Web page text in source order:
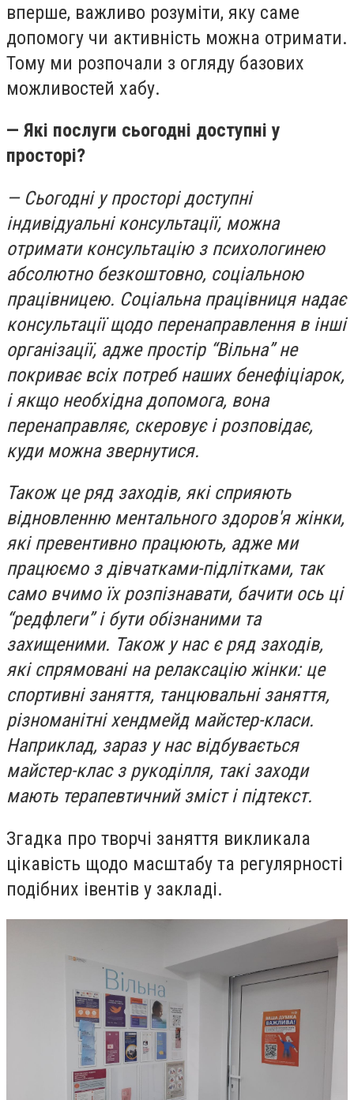
вперше, важливо розуміти, яку саме
допомогу чи активність можна отримати.
Тому ми розпочали з огляду базових
можливостей хабу.
— Які послуги сьогодні доступні у
просторі?
— Сьогодні у просторі доступні
індивідуальні консультації, можна
отримати консультацію з психологинею
абсолютно безкоштовно, соціальною
працівницею. Соціальна працівниця надає
консультації щодо перенаправлення в інші
організації, адже простір “Вільна” не
покриває всіх потреб наших бенефіціарок,
і якщо необхідна допомога, вона
перенаправляє, скеровує і розповідає,
куди можна звернутися.
Також це ряд заходів, які сприяють
відновленню ментального здоров'я жінки,
які превентивно працюють, адже ми
працюємо з дівчатками-підлітками, так
само вчимо їх розпізнавати, бачити ось ці
“редфлеги” і бути обізнаними та
захищеними. Також у нас є ряд заходів,
які спрямовані на релаксацію жінки: це
спортивні заняття, танцювальні заняття,
різноманітні хендмейд майстер-класи.
Наприклад, зараз у нас відбувається
майстер-клас з рукоділля, такі заходи
мають терапевтичний зміст і підтекст.
Згадка про творчі заняття викликала
цікавість щодо масштабу та регулярності
подібних івентів у закладі.